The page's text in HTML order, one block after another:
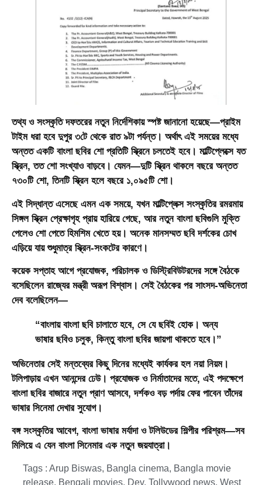
তথ্য ও সংস্কৃতি দফতরের নতুন নির্দেশিকায় স্পষ্ট জানানো হয়েছে—প্রাইম
টাইম ধরা হবে দুপুর ৩টে থেকে রাত ৯টা পর্যন্ত। অর্থাৎ এই সময়ের মধ্যে
অন্তত একটি বাংলা ছবির শো প্রতিটি স্ক্রিনে চলতেই হবে। মাল্টিপ্লেক্সে যত
স্ক্রিন, তত শো সংখ্যাও বাড়বে। যেমন—দুটি স্ক্রিন থাকলে বছরে অন্তত
৭৩০টি শো, তিনটি স্ক্রিন হলে বছরে ১,০৯৫টি শো।
এই সিদ্ধান্ত এসেছে এমন এক সময়ে, যখন মাল্টিপ্লেক্স সংস্কৃতির রমরমায়
সিঙ্গল স্ক্রিন প্রেক্ষাগৃহ প্রায় হারিয়ে গেছে, আর নতুন বাংলা ছবিগুলি মুক্তি
পেলেও শো পেতে হিমশিম খেতে হয়। অনেক মানসম্মত ছবি দর্শকের চোখ
এড়িয়ে যায় শুধুমাত্র স্ক্রিন-সংকটের কারণে।
কয়েক সপ্তাহ আগে প্রযোজক, পরিচালক ও ডিস্ট্রিবিউটরদের সঙ্গে বৈঠকে
বসেছিলেন রাজ্যের মন্ত্রী অরূপ বিশ্বাস। সেই বৈঠকের পর সাংসদ-অভিনেতা
দেব বলেছিলেন—
“বাংলায় বাংলা ছবি চালাতে হবে, সে যে ছবিই হোক। অন্য
ভাষার ছবিও চলুক, কিন্তু বাংলা ছবির জায়গা থাকতে হবে।”
অভিনেতার সেই মন্তব্যের কিছু দিনের মধ্যেই কার্যকর হল নয়া নিয়ম।
টলিপাড়ায় এখন আনন্দের ঢেউ। প্রযোজক ও নির্মাতাদের মতে, এই পদক্ষেপে
বাংলা ছবির বাজারে নতুন প্রাণ আসবে, দর্শকও বড় পর্দায় ফের পাবেন তাঁদের
ভাষার সিনেমা দেখার সুযোগ।
বঙ্গ সংস্কৃতির আবেগ, বাংলা ভাষার মর্যাদা ও টলিউডের শিল্পীর পরিশ্রম—সব
মিলিয়ে এ যেন বাংলা সিনেমার এক নতুন জয়যাত্রা।
Tags : Arup Biswas, Bangla cinema, Bangla movie
release, Bengali movies, Dev, Tollywood news, West